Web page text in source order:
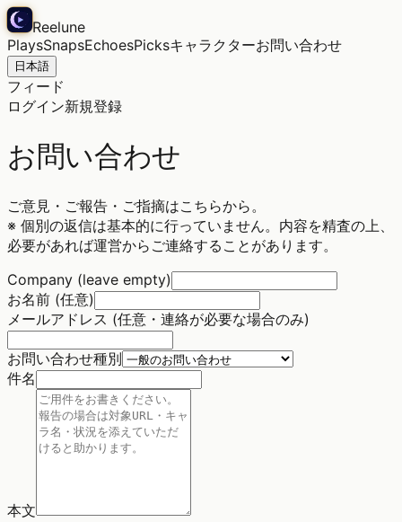
Reelune
PlaysSnapsEchoesPicksキャラクターお問い合わせ
日本語
フィード
ログイン新規登録
お問い合わせ
ご意見・ご報告・ご指摘はこちらから。
※ 個別の返信は基本的に行っていません。内容を精査の上、
必要があれば運営からご連絡することがあります。
Company (leave empty)
お名前 (任意)
メールアドレス (任意・連絡が必要な場合のみ)
お問い合わせ種別
件名
本文